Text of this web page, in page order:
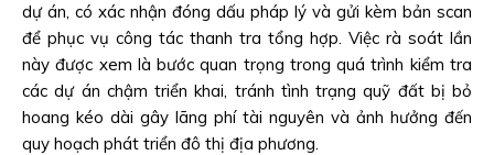
dự án, có xác nhận đóng dấu pháp lý và gửi kèm bản scan
để phục vụ công tác thanh tra tổng hợp. Việc rà soát lần
này được xem là bước quan trọng trong quá trình kiểm tra
các dự án chậm triển khai, tránh tình trạng quỹ đất bị bỏ
hoang kéo dài gây lãng phí tài nguyên và ảnh hưởng đến
quy hoạch phát triển đô thị địa phương.